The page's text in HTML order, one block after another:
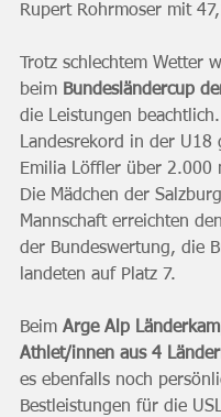
Rupert Rohrmoser mit
Trotz schlechtem Wetter
beim Bundesländercup
die Leistungen
Landesrekord in der U18
Emilia Löffler über 2.000
Die Mädchen der
Mannschaft erreichten
der Bundeswertung, die
landeten auf Platz 7.
Beim Arge Alp
Athlet/innen aus 4
es ebenfalls noch
Bestleistungen für die